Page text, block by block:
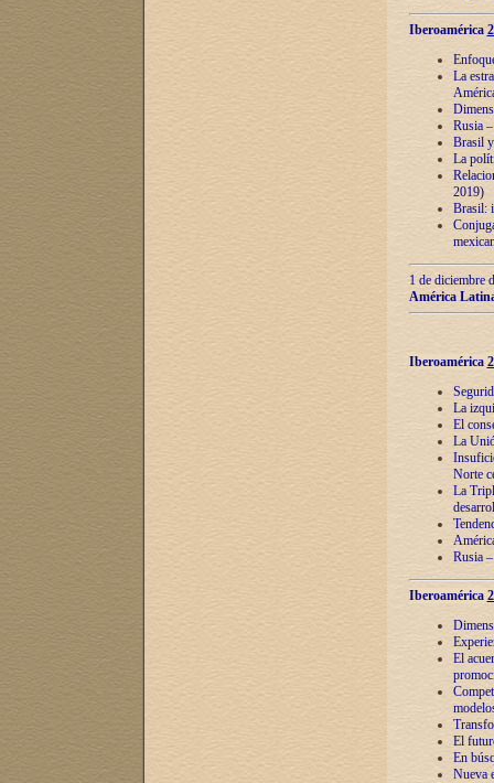
Iberoamérica
La
Rusia
Brasil
La
2019)
Brasil:
1 de diciembre
América
Iberoamérica
La
El
La
Norte
La
Rusia
Iberoamérica
El
El
En
Nueva